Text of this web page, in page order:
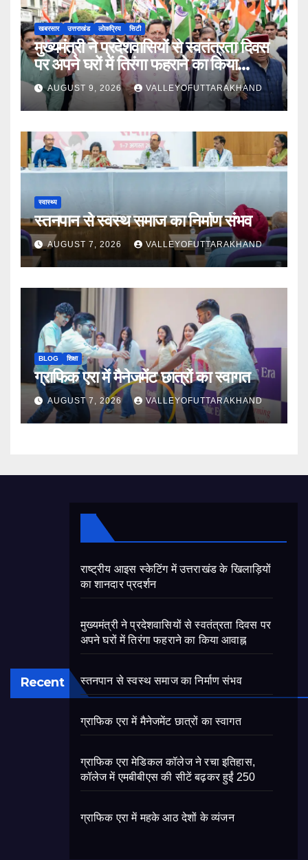
खबरसार उत्तराखंड लोकप्रिय सिटी
मुख्यमंत्री ने प्रदेशवासियों से स्वतंत्रता दिवस
पर अपने घरों में तिरंगा फहराने का किया
आवाह्न
AUGUST 9, 2026 VALLEYOFUTTARAKHAND
स्वास्थ्य
स्तनपान से स्वस्थ समाज का निर्माण संभव
AUGUST 7, 2026 VALLEYOFUTTARAKHAND
BLOG शिक्षा
ग्राफिक एरा में मैनेजमेंट छात्रों का स्वागत
AUGUST 7, 2026 VALLEYOFUTTARAKHAND
Recent
राष्ट्रीय आइस स्केटिंग में उत्तराखंड के खिलाड़ियों
का शानदार प्रदर्शन
मुख्यमंत्री ने प्रदेशवासियों से स्वतंत्रता दिवस पर
अपने घरों में तिरंगा फहराने का किया आवाह्न
स्तनपान से स्वस्थ समाज का निर्माण संभव
ग्राफिक एरा में मैनेजमेंट छात्रों का स्वागत
ग्राफिक एरा मेडिकल कॉलेज ने रचा इतिहास,
कॉलेज में एमबीबीएस की सीटें बढ़कर हुईं 250
ग्राफिक एरा में महके आठ देशों के व्यंजन